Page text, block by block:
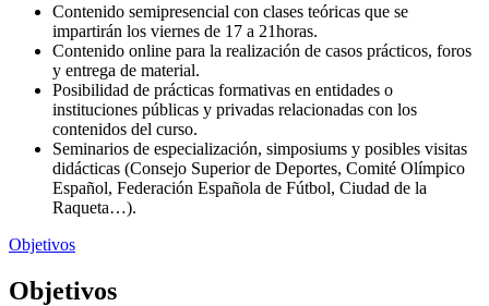
Contenido semipresencial con clases teóricas que se
impartirán los viernes de 17 a 21horas.
Contenido online para la realización de casos prácticos, foros
y entrega de material.
Posibilidad de prácticas formativas en entidades o
instituciones públicas y privadas relacionadas con los
contenidos del curso.
Seminarios de especialización, simposiums y posibles visitas
didácticas (Consejo Superior de Deportes, Comité Olímpico
Español, Federación Española de Fútbol, Ciudad de la
Raqueta…).
Objetivos
Objetivos